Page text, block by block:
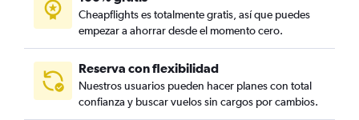
Cheapflights es totalmente gratis, así que puedes
empezar a ahorrar desde el momento cero.
Reserva con flexibilidad
Nuestros usuarios pueden hacer planes con total
confianza y buscar vuelos sin cargos por cambios.